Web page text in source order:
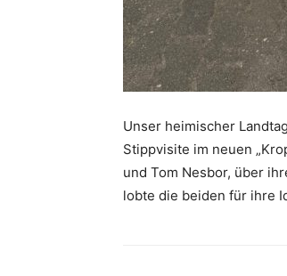
Unser heimischer
Stippvisite im neuen
und Tom Nesbor, über
lobte die beiden für ihre